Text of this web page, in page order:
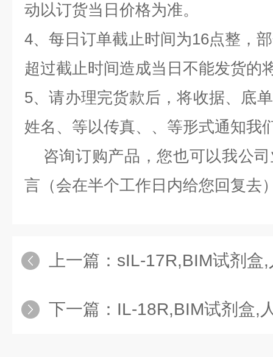
动以订货当日价格为准。
4、每日订单截止时间为16点整，
超过截止时间造成当日不能发货的
5、请办理完货款后，将收据、底
姓名、等以传真、、等形式通知我
咨询订购产品，您也可以我公
言（会在半个工作日内给您回复去
上一篇： sIL-17R,BIM试剂盒,人白
下一篇： IL-18R,BIM试剂盒,人白